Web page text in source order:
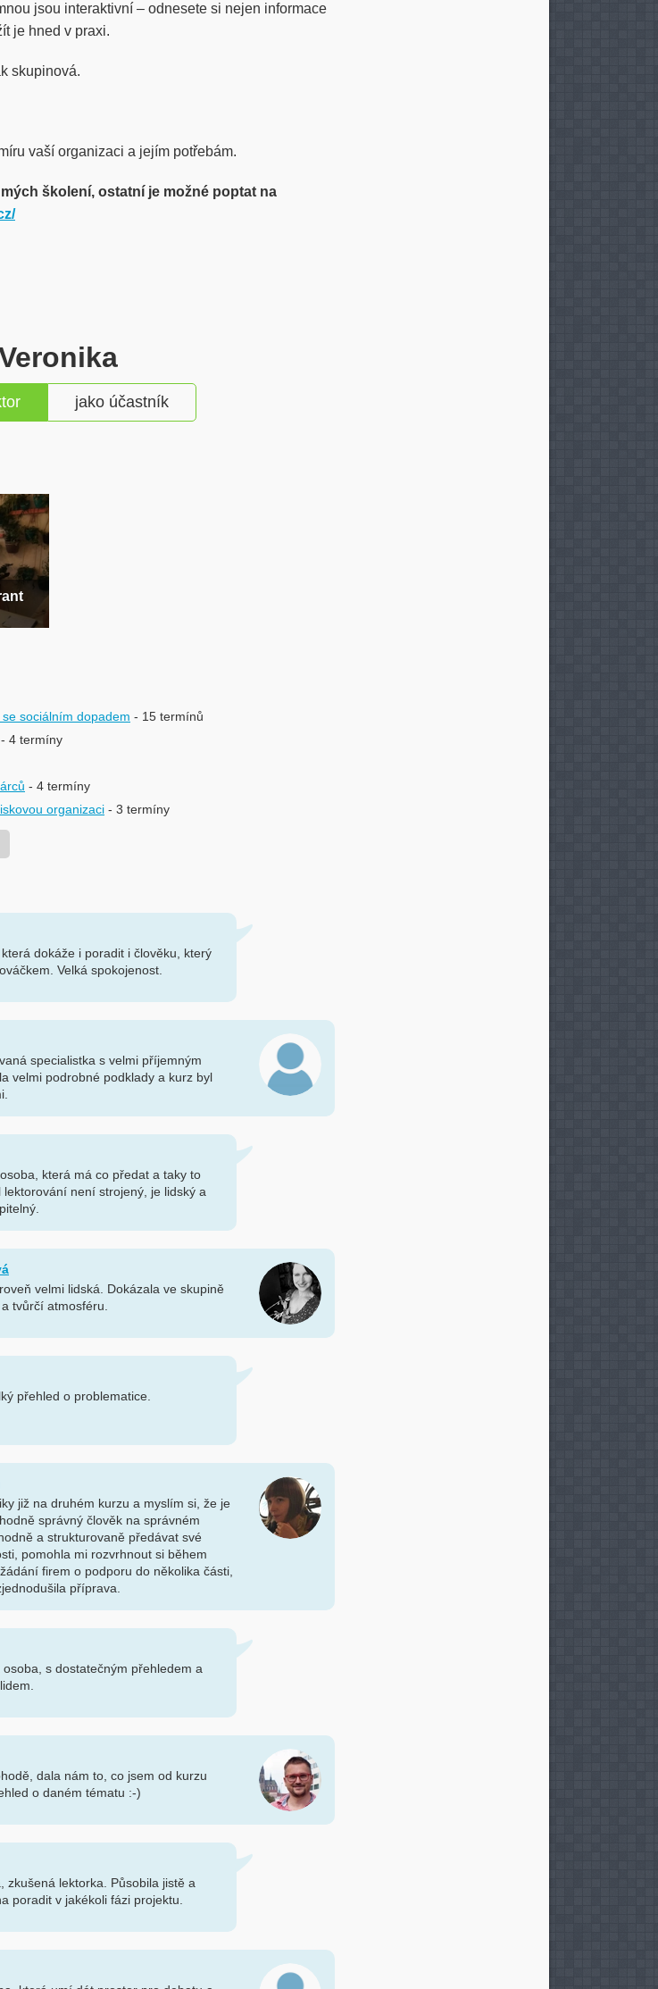
jsou interaktivní – odnesete si nejen informace
je hned v praxi.
skupinová.
vaší organizaci a jejím potřebám.
školení, ostatní je možné poptat na
jako účastník
sociálním dopadem - 15 termínů
- 4 termíny
- 4 termíny
organizaci - 3 termíny
dokáže i poradit i člověku, který
Velká spokojenost.
specialistka s velmi příjemným
velmi podrobné podklady a kurz byl
která má co předat a taky to
není strojený, je lidský a
velmi lidská. Dokázala ve skupině
tvůrčí atmosféru.
přehled o problematice.
již na druhém kurzu a myslím si, že je
správný člověk na správném
a strukturovaně předávat své
pomohla mi rozvrhnout si během
firem o podporu do několika části,
příprava.
s dostatečným přehledem a
dala nám to, co jsem od kurzu
o daném tématu :-)
zkušená lektorka. Působila jistě a
poradit v jakékoli fázi projektu.